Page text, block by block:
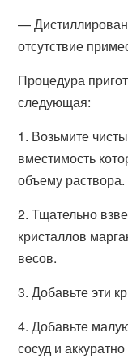
—
отсутствие
Процедура
следующая:
1. Возьмите
вместимость
объему раствора.
2. Тщательно
кристаллов
весов.
3. Добавьте эти
4. Добавьте
сосуд и